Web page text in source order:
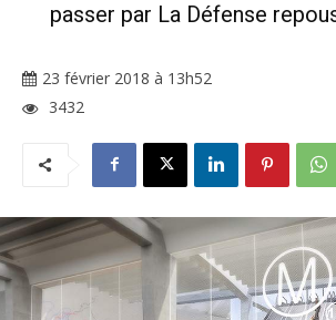
passer par La Défense
23 février 2018 à 13h52
3432